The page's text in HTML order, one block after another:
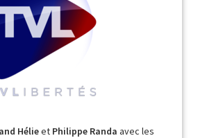
Hélieet Philippe Randa avec les